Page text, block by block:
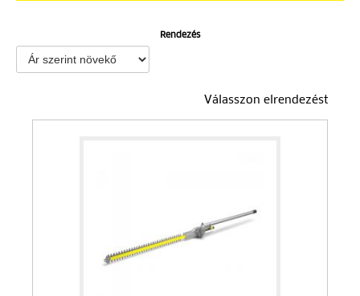
Rendezés
Válasszon elrendezést